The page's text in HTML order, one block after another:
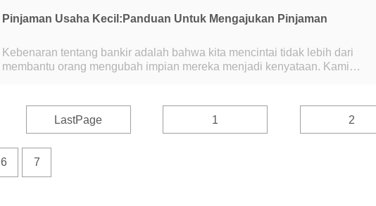
Pinjaman Usaha Kecil:Panduan Untuk Mengajukan Pinjaman
Kebenaran tentang bankir adalah bahwa kita mencintai tidak lebih dari
membantu orang mengubah impian mereka menjadi kenyataan. Kami
LastPage 1 2
6 7